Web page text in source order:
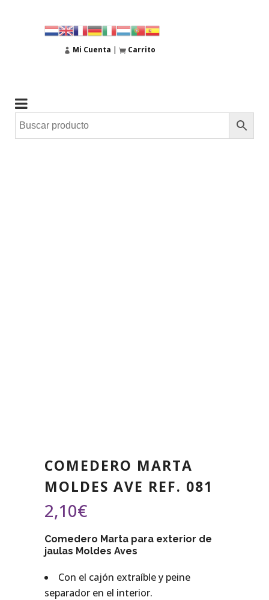
Mi Cuenta | Carrito
COMEDERO MARTA
MOLDES AVE REF. 081
2,10€
Comedero Marta para exterior de
jaulas Moldes Aves
Con el cajón extraíble y peine
separador en el interior.